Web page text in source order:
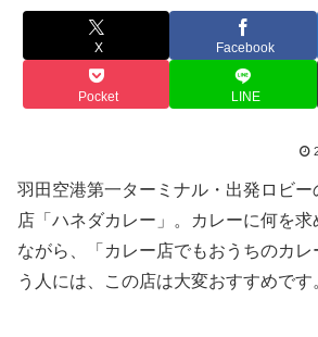
X Facebook
Pocket LINE
羽田空港第一ターミナル・出発ロビ
店「ハネダカレー」。カレーに何を
ながら、「カレー店でもおうちのカ
う人には、この店は大変おすすめです